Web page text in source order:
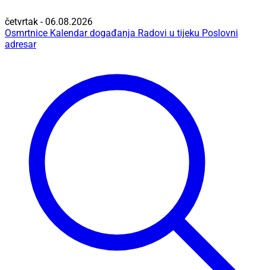
četvrtak - 06.08.2026
Osmrtnice Kalendar događanja Radovi u tijeku Poslovni
adresar